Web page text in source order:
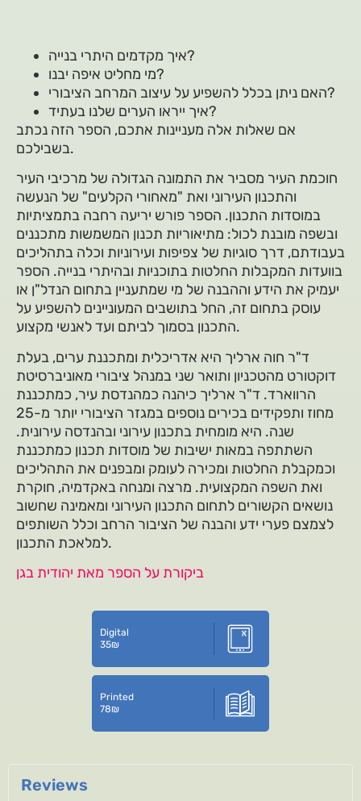
איך מקדמים היתרי בנייה?
מי מחליט איפה יבנו?
האם ניתן בכלל להשפיע על עיצוב המרחב הציבורי?
איך ייראו הערים שלנו בעתיד?
אם שאלות אלה מעניינות אתכם, הספר הזה נכתב
בשבילכם.
חוכמת העיר מסביר את התמונה הגדולה של מרכיבי העיר
והתכנון העירוני ואת "מאחורי הקלעים" של הנעשה
במוסדות התכנון. הספר פורש יריעה רחבה בתמציתיות
ובשפה מובנת לכול: מתיאוריות תכנון המשמשות מתכננים
בעבודתם, דרך סוגיות של צפיפות ועירוניות וכלה בתהליכים
בוועדות המקבלות החלטות בתוכניות ובהיתרי בנייה. הספר
יעמיק את הידע וההבנה של מי שמתעניין בתחום הנדל"ן או
עוסק בתחום זה, החל בתושבים המעוניינים להשפיע על
התכנון בסמוך לביתם ועד לאנשי מקצוע.
ד"ר חוה ארליך היא אדריכלית ומתכננת ערים, בעלת
דוקטורט מהטכניון ותואר שני במנהל ציבורי מאוניברסיטת
הרווארד. ד"ר ארליך כיהנה כמהנדסת עיר, כמתכננת
מחוז ותפקידים בכירים נוספים במגזר הציבורי יותר מ-25
שנה. היא מומחית בתכנון עירוני ובהנדסה עירונית.
השתתפה במאות ישיבות של מוסדות תכנון כמתכננת
וכמקבלת החלטות ומכירה לעומק ומבפנים את התהליכים
ואת השפה המקצועית. מרצה ומנחה באקדמיה, חוקרת
נושאים הקשורים לתחום התכנון העירוני ומאמינה שחשוב
לצמצם פערי ידע והבנה של הציבור הרחב וכלל השותפים
למלאכת התכנון.
ביקורת על הספר מאת יהודית בגן
Digital
35₪
Printed
78₪
Reviews